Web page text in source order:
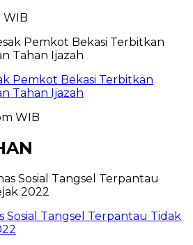
WIB
Pemkot Bekasi Terbitkan
Tahan Ijazah
WIB
Sosial Tangsel Terpantau Tidak